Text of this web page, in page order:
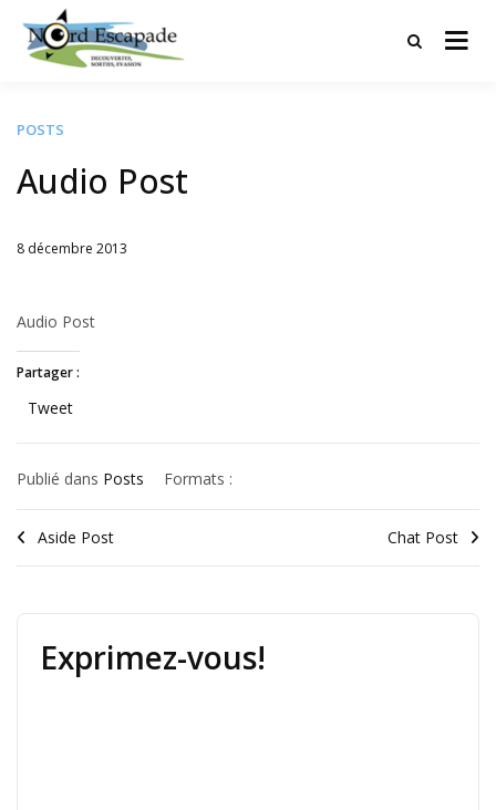
Tourisme et randonnées en Hauts
POSTS
Audio Post
Written
8 décembre 2013
Audio Post
Partager :
Tweet
Publié dans Posts
Étiqueté
Formats :
Aside Post Chat Post
Exprimez-vous!